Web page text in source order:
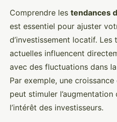
Comprendre les tendances
est essentiel pour ajuster
d’investissement locatif.
actuelles influencent
avec des fluctuations dans
Par exemple, une
peut stimuler
l’intérêt des investisseurs.